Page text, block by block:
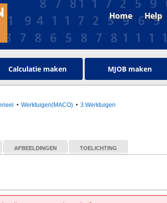
Home Help
Calculatie maken MJOB maken
Werktuigen(MACO) 3 Werktuigen
AFBEELDINGEN
TOELICHTING